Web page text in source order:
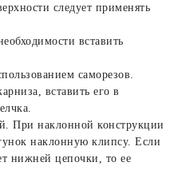
следует применять
вставить
саморезов.
вставить его в
При наклонной конструкции
наклонную клипсу. Если
нижней цепочки, то ее